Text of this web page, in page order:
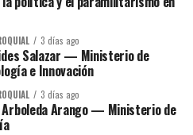
3 días ago
Salazar — Ministerio de
e Innovación
3 días ago
Arboleda Arango — Ministerio de